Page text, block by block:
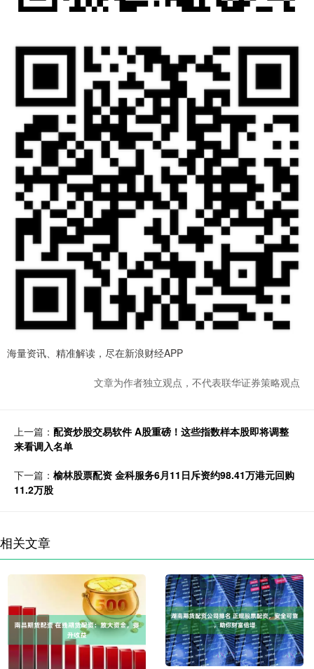
海量资讯、精准解读，尽在新浪财经APP
文章为作者独立观点，不代表联华证券策略观点
上一篇： 配资炒股交易软件 A股重磅！这些指数样本股即将调整
来看调入名单
下一篇： 榆林股票配资 金科服务6月11日斥资约98.41万港元回购
11.2万股
相关文章